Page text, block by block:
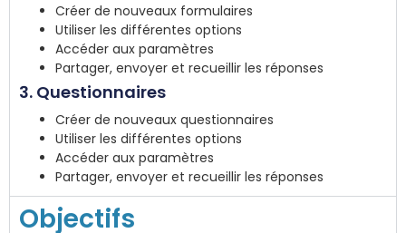
Créer de nouveaux formulaires
Utiliser les différentes options
Accéder aux paramètres
Partager, envoyer et recueillir les réponses
3. Questionnaires
Créer de nouveaux questionnaires
Utiliser les différentes options
Accéder aux paramètres
Partager, envoyer et recueillir les réponses
Objectifs